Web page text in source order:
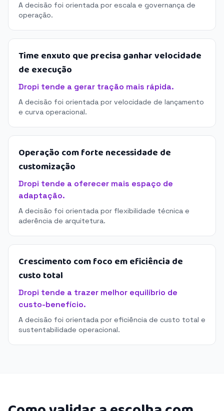
A decisão foi orientada por escala e governança de
operação.
Time enxuto que precisa ganhar velocidade
de execução
Dropi tende a gerar tração mais rápida.
A decisão foi orientada por velocidade de lançamento
e curva operacional.
Operação com forte necessidade de
customização
Dropi tende a oferecer mais espaço de
adaptação.
A decisão foi orientada por flexibilidade técnica e
aderência de arquitetura.
Crescimento com foco em eficiência de
custo total
Dropi tende a trazer melhor equilíbrio de
custo-benefício.
A decisão foi orientada por eficiência de custo total e
sustentabilidade operacional.